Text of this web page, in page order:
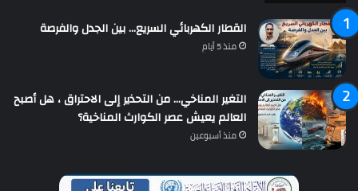
القطار الكهربائي السريع… بين الجدل والفرصة
منذ 5 أيام
التغير المناخي… من التحذير إلى الاحتراق ، هل أصبح
العالم يعيش عصر الكوارث المناخية؟
منذ أسبوعين